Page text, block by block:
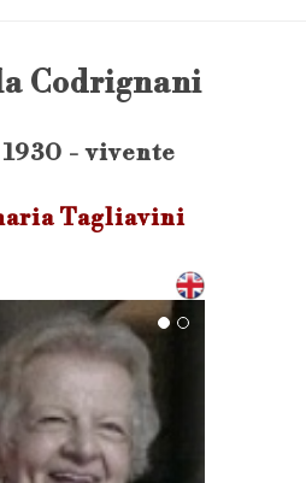
Codrignani
- vivente
Tagliavini